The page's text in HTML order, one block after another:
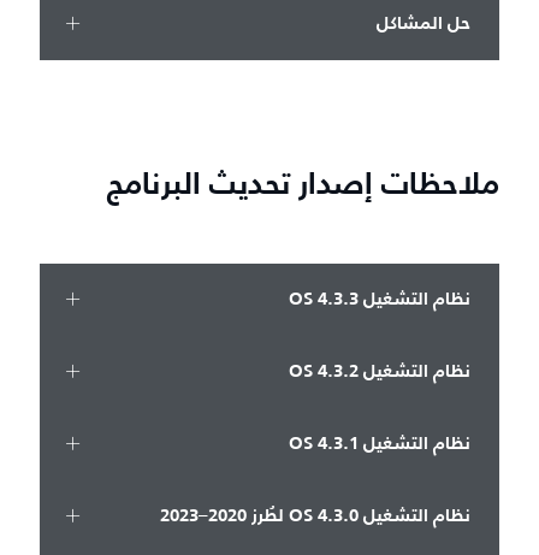
حل المشاكل
ملاحظات إصدار تحديث البرنامج
نظام التشغيل OS 4.3.3
نظام التشغيل OS 4.3.2
نظام التشغيل OS 4.3.1
نظام التشغيل OS 4.3.0 لطُرز 2020–2023